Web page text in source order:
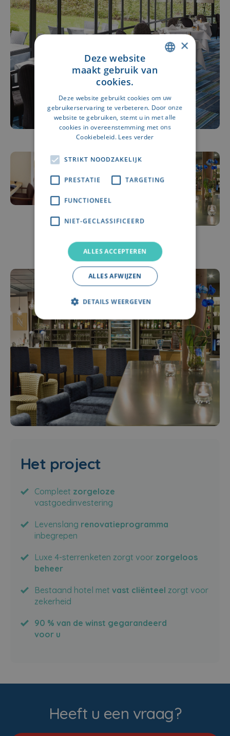
Het project
Compleet zorgeloze
vastgoedinvestering
Levenslang renovatieprogramma
inbegrepen
Luxe 4-sterrenketen zorgt voor zorgeloos
beheer
Bestaand hotel met vast cliënteel zorgt voor
zekerheid
90 % van de winst gegarandeerd
voor u
Heeft u een vraag?
×
Deze website
maakt gebruik van
cookies.
Deze website gebruikt cookies om uw
gebruikerservaring te verbeteren. Door onze
website te gebruiken, stemt u in met alle
cookies in overeenstemming met ons
Cookiebeleid. Lees verder
STRIKT NOODZAKELIJK
PRESTATIE TARGETING
FUNCTIONEEL
NIET-GECLASSIFICEERD
ALLES ACCEPTEREN
ALLES AFWIJZEN
DETAILS WEERGEVEN